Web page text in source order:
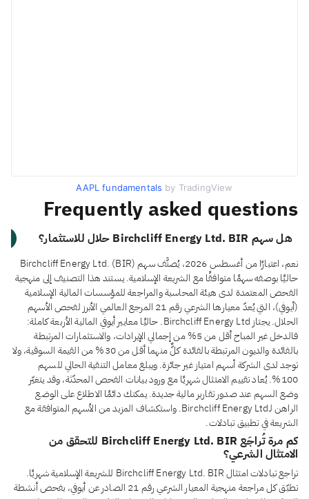
AAPL fundamentals by TradingView
Frequently asked questions
هل سهم Birchcliff Energy Ltd. BIR حلال للاستثمار؟
نعم، اعتبارًا من أغسطس 2026، يُصنَّف سهم Birchcliff Energy Ltd. (BIR)
حاليًا بوصفه سهمًا متوافقًا مع الشريعة الإسلامية. يستند هذا التصنيف إلى منهجية
الفحص المعتمدة لدى هيئة المحاسبة والمراجعة للمؤسسات المالية الإسلامية
(أيوفي)، التي يُعدّ معيارها الشرعي رقم 21 المرجع العالمي الأبرز لفحص الأسهم
الحلال. يجتاز Birchcliff Energy Ltd. حاليًا معايير أيوفي المالية الأربعة كاملة:
فالدخل غير المباح أقل من 5% من إجمالي الإيرادات، والاستثمارات المرتبطة
بالفائدة والديون المرتبطة بالفائدة كلٌّ منهما أقل من 30% من القيمة السوقية، ولا
توجد لدى الشركة أسهم امتياز غير جائزة. ويبلغ معامل التنقية الحالي للسهم
100%. يُعاد تقييم الامتثال شهريًا مع ورود بيانات الفحص المحدّثة، وقد يتغيّر
وضع السهم عند صدور تقارير مالية جديدة. يمكنك دائمًا الاطلاع على الوضع
الراهن لـBirchcliff Energy Ltd. واستكشاف المزيد من الأسهم المتوافقة مع
الشريعة في تطبيق تبادلات.
كم مرة تُراجَع Birchcliff Energy Ltd. BIR للتحقق من
الامتثال الشرعي؟
تراجع تبادلات امتثال Birchcliff Energy Ltd. BIR للشريعة الإسلامية شهريًا.
تطبّق كل مراجعة منهجية المعيار الشرعي رقم 21 الصادر عن أيوفي، بفحص أنشطة